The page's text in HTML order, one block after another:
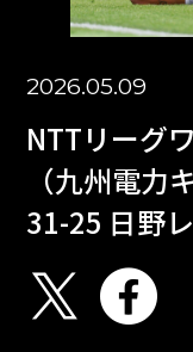
2026.05.09
NTTリーグ
（九州電力
31-25 日野